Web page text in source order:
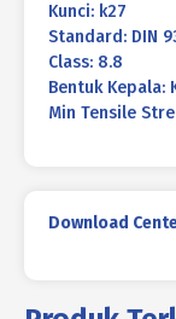
Kunci: k27
Standard: DIN
Class: 8.8
Bentuk Kepala:
Min Tensile
Download